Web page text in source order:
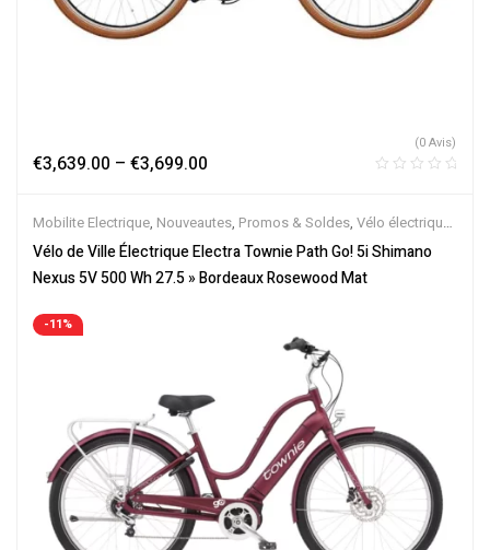
€3,639.00 – €3,699.00
(0 Avis)
Mobilite Electrique, Nouveautes, Promos & Soldes, Vélo électrique
ville, Velos Electriques
Vélo de Ville Électrique Electra Townie Path Go! 5i Shimano
Nexus 5V 500 Wh 27.5 » Bordeaux Rosewood Mat
-11%